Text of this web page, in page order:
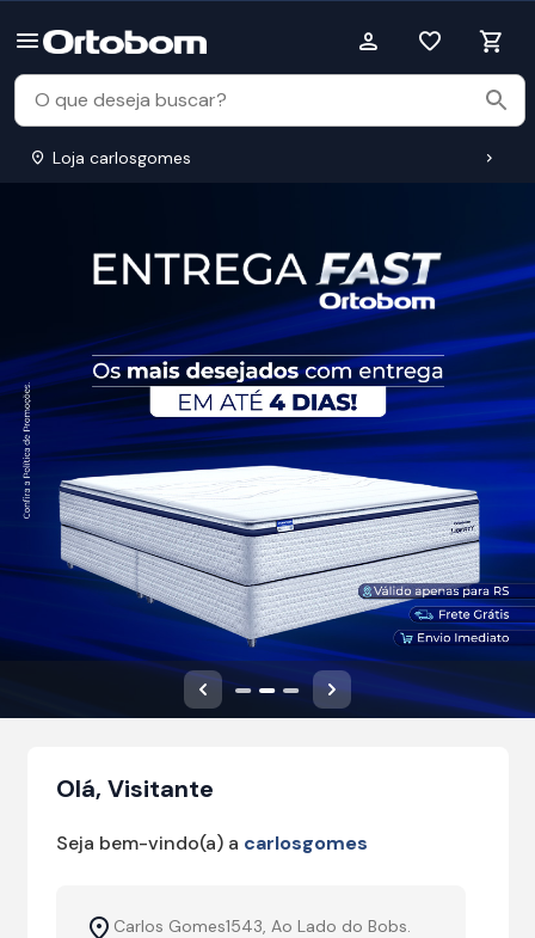
Loja carlosgomes
Anterior Próximo
Olá, Visitante
Seja bem-vindo(a) a carlosgomes
Carlos Gomes1543, Ao Lado do Bobs.